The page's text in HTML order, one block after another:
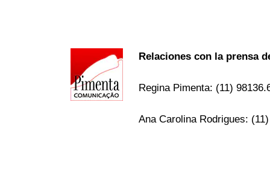
Relaciones con la prensa
Regina Pimenta: (11)
Ana Carolina Rodrigues: